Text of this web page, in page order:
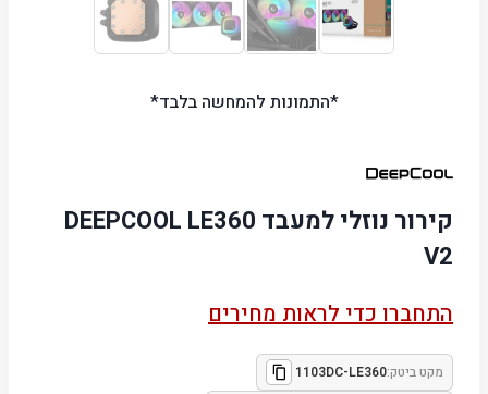
*התמונות להמחשה בלבד*
קירור נוזלי למעבד DEEPCOOL LE360
V2
התחברו כדי לראות מחירים
מקט ביטק:1103DC-LE360